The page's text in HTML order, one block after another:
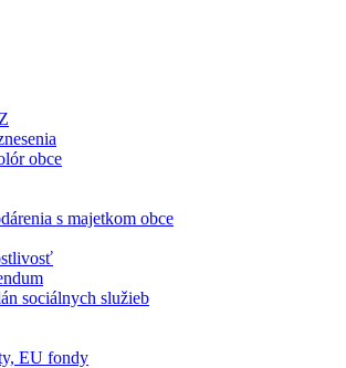
obce
s majetkom obce
sociálnych služieb
EU fondy